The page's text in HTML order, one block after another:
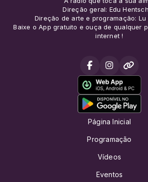
Direção geral: Edu
Direção de arte e programação: Lu
Baixe o App gratuito e ouça de qualquer
internet !
Página Inicial
Programação
Vídeos
Eventos